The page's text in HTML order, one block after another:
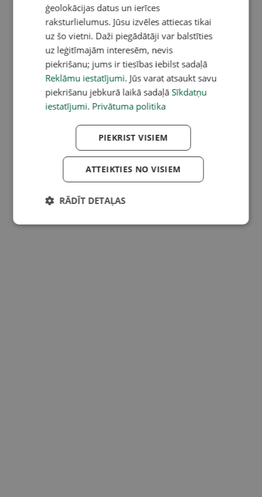
ģeolokācijas datus un ierīces
raksturlielumus. Jūsu izvēles attiecas tikai
uz šo vietni. Daži piegādātāji var balstīties
uz leģitīmajām interesēm, nevis
piekrišanu; jums ir tiesības iebilst sadaļā
Reklāmu iestatījumi. Jūs varat atsaukt savu
piekrišanu jebkurā laikā sadaļā Sīkdatņu
iestatījumi. Privātuma politika
PIEKRIST VISIEM
ATTEIKTIES NO VISIEM
RĀDĪT DETAĻAS